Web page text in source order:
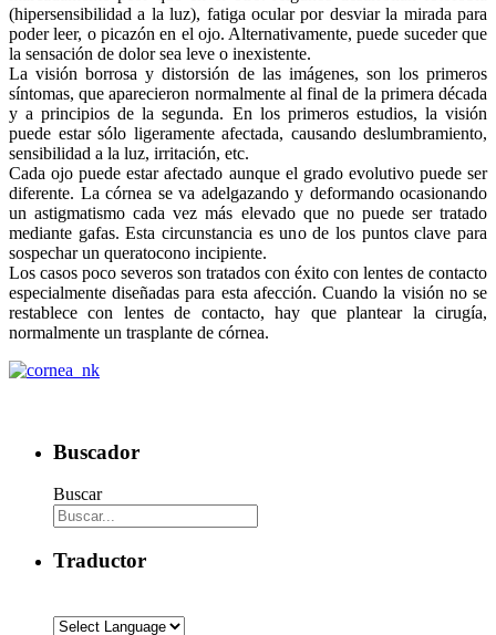
(hipersensibilidad a la luz), fatiga ocular por desviar la mirada para
poder leer, o picazón en el ojo. Alternativamente, puede suceder que
la sensación de dolor sea leve o inexistente.
La visión borrosa y distorsión de las imágenes, son los primeros
síntomas, que aparecieron normalmente al final de la primera década
y a principios de la segunda. En los primeros estudios, la visión
puede estar sólo ligeramente afectada, causando deslumbramiento,
sensibilidad a la luz, irritación, etc.
Cada ojo puede estar afectado aunque el grado evolutivo puede ser
diferente. La córnea se va adelgazando y deformando ocasionando
un astigmatismo cada vez más elevado que no puede ser tratado
mediante gafas. Esta circunstancia es uno de los puntos clave para
sospechar un queratocono incipiente.
Los casos poco severos son tratados con éxito con lentes de contacto
especialmente diseñadas para esta afección. Cuando la visión no se
restablece con lentes de contacto, hay que plantear la cirugía,
normalmente un trasplante de córnea.
Buscador
Buscar
Traductor